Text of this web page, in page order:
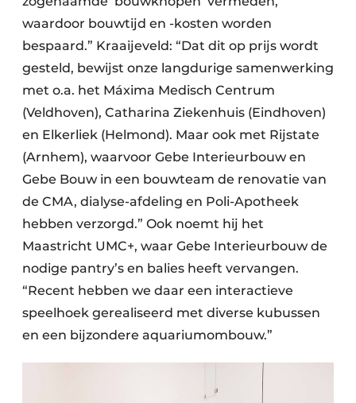
waardoor bouwtijd en -kosten worden
bespaard.” Kraaijeveld: “Dat dit op prijs wordt
gesteld, bewijst onze langdurige samenwerking
met o.a. het Máxima Medisch Centrum
(Veldhoven), Catharina Ziekenhuis (Eindhoven)
en Elkerliek (Helmond). Maar ook met Rijstate
(Arnhem), waarvoor Gebe Interieurbouw en
Gebe Bouw in een bouwteam de renovatie van
de CMA, dialyse-afdeling en Poli-Apotheek
hebben verzorgd.” Ook noemt hij het
Maastricht UMC+, waar Gebe Interieurbouw de
nodige pantry’s en balies heeft vervangen.
“Recent hebben we daar een interactieve
speelhoek gerealiseerd met diverse kubussen
en een bijzondere aquariumombouw.”